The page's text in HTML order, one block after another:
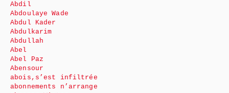
Abdil
Abdoulaye Wade
Abdul Kader
Abdulkarim
Abdullah
Abel
Abel Paz
Abensour
abois,s’est infiltrée
abonnements n’arrange